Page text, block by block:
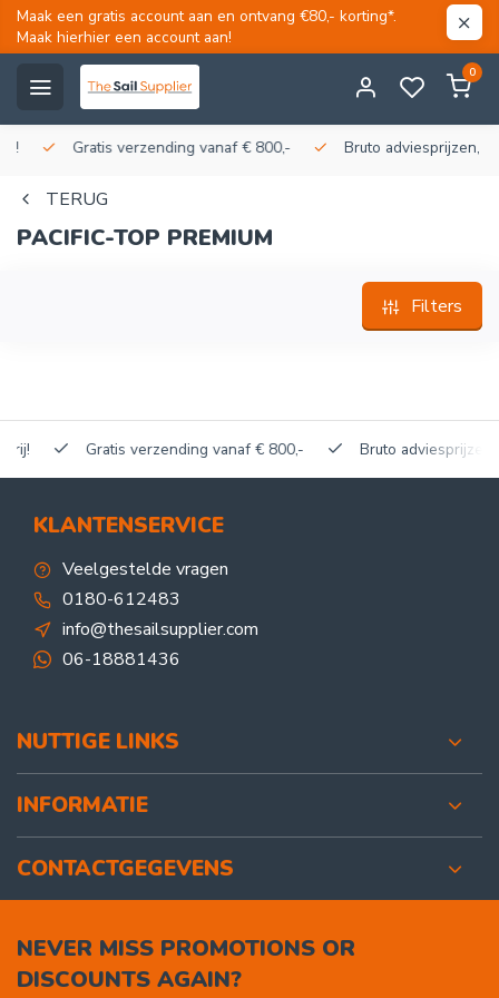
Maak een gratis account aan en ontvang €80,- korting*.
Maak hierhier een account aan!
0
Gratis verzending vanaf € 800,- Bruto adviesprijzen,
TERUG
PACIFIC-TOP PREMIUM
Filters
Gratis verzending vanaf € 800,- Bruto adviesprijzen,
KLANTENSERVICE
Veelgestelde vragen
0180-612483
info@thesailsupplier.com
06-18881436
NUTTIGE LINKS
INFORMATIE
CONTACTGEGEVENS
NEVER MISS PROMOTIONS OR
DISCOUNTS AGAIN?